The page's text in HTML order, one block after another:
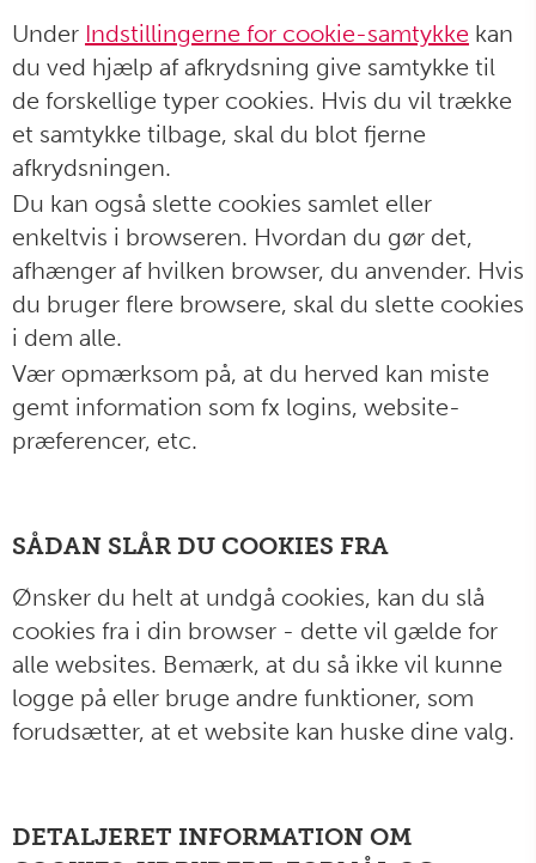
Under Indstillingerne for cookie-samtykke kan
du ved hjælp af afkrydsning give samtykke til
de forskellige typer cookies. Hvis du vil trække
et samtykke tilbage, skal du blot fjerne
afkrydsningen.
Du kan også slette cookies samlet eller
enkeltvis i browseren. Hvordan du gør det,
afhænger af hvilken browser, du anvender. Hvis
du bruger flere browsere, skal du slette cookies
i dem alle.
Vær opmærksom på, at du herved kan miste
gemt information som fx logins, website-
præferencer, etc.
SÅDAN SLÅR DU COOKIES FRA
Ønsker du helt at undgå cookies, kan du slå
cookies fra i din browser - dette vil gælde for
alle websites. Bemærk, at du så ikke vil kunne
logge på eller bruge andre funktioner, som
forudsætter, at et website kan huske dine valg.
DETALJERET INFORMATION OM